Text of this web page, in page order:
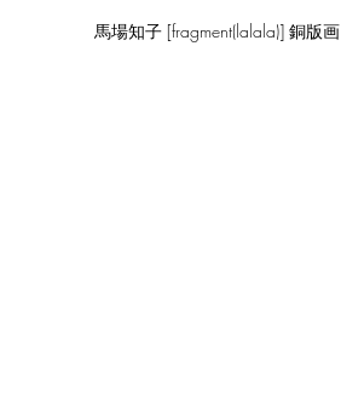
馬場知子 [fragment(lalala)] 銅版画